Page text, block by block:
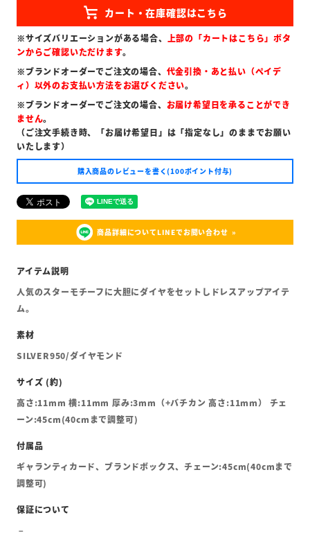
※サイズバリエーションがある場合、 上部の「カートはこちら」ボタ
ンからご確認いただけます。
※ブランドオーダーでご注文の場合、 代金引換・あと払い（ペイデ
ィ）以外のお支払い方法をお選びください。
※ブランドオーダーでご注文の場合、 お届け希望日を承ることができ
ません。
（ご注文手続き時、「お届け希望日」は「指定なし」のままでお願い
いたします）
購入商品のレビューを書く(100ポイント付与)
商品詳細についてLINEでお問い合わせ
人気のスターモチーフに大胆にダイヤをセットしドレスアップアイテ
ム。
SILVER950/ダイヤモンド
高さ:11mm 横:11mm 厚み:3mm（+バチカン 高さ:11mm） チェ
ーン:45cm(40cmまで調整可)
ギャランティカード、ブランドボックス、チェーン:45cm(40cmまで
調整可)